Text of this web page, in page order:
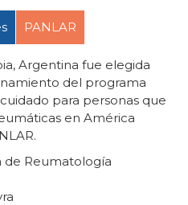
PANLAR
Argentina fue elegida
del programa
para personas que
en América
de Reumatología